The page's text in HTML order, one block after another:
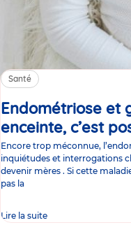
Santé
Endométriose et
enceinte, c’est
Encore trop méconnue,
inquiétudes et interrogations
devenir mères . Si cette
pas la
Lire la suite